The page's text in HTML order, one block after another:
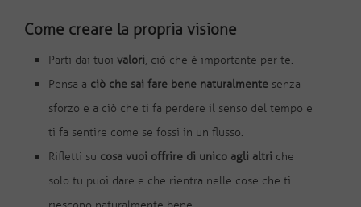
Come creare la propria visione
Parti dai tuoi valori , ciò che è importante per te.
Pensa a ciò che sai fare bene naturalmente senza
sforzo e a ciò che ti fa perdere il senso del tempo e
ti fa sentire come se fossi in un flusso.
Rifletti su cosa vuoi offrire di unico agli altri che
solo tu puoi dare e che rientra nelle cose che ti